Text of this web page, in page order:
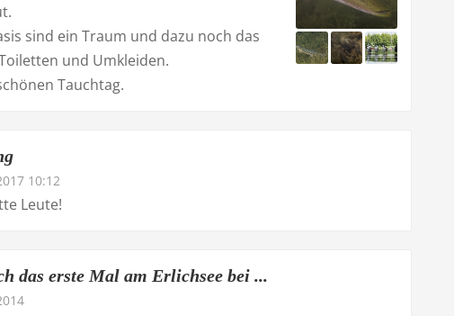
sind ein Traum und dazu noch das
und Umkleiden.
Tauchtag.
10:12
Leute!
das erste Mal am Erlichsee bei ...